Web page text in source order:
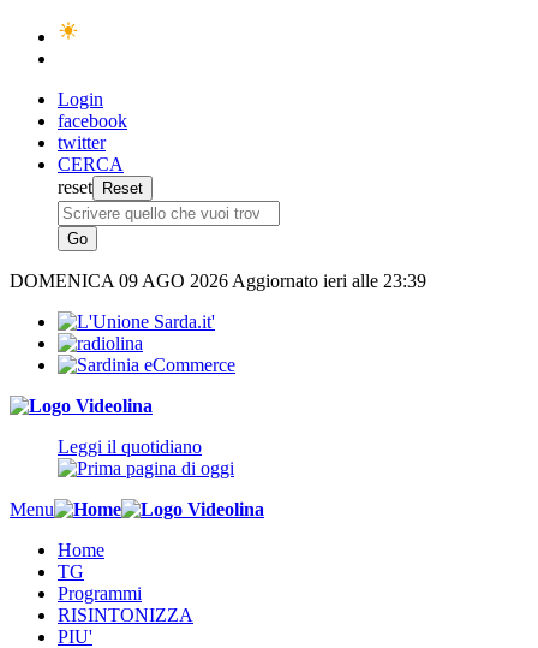
Login
facebook
twitter
CERCA
reset
DOMENICA 09 AGO 2026 Aggiornato ieri alle 23:39
Leggi il quotidiano
Menu
Home
TG
Programmi
RISINTONIZZA
PIU'